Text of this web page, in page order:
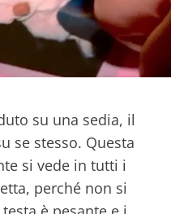
su una sedia, il
se stesso. Questa
si vede in tutti i
perché non si